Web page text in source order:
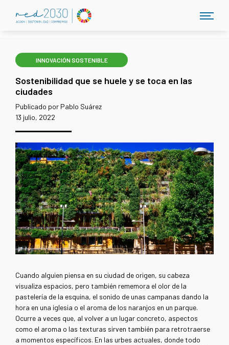
INNOVACIÓN SOSTENIBLE
Sostenibilidad que se huele y se toca en las
ciudades
Publicado por Pablo Suárez
13 julio, 2022
Cuando alguien piensa en su ciudad de origen, su cabeza
visualiza espacios, pero también rememora el olor de la
pastelería de la esquina, el sonido de unas campanas dando la
hora en una iglesia o el aroma de los naranjos en un parque.
Ocurre a veces que, al volver a un lugar concreto, aspectos
como el aroma o las texturas sirven también para retrotraerse
a momentos específicos. En las urbes actuales, donde todo